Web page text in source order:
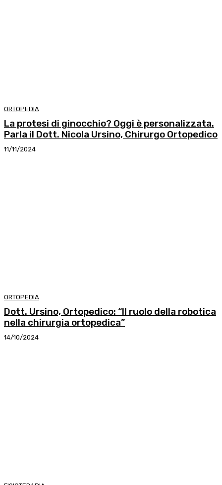
ORTOPEDIA
La protesi di ginocchio? Oggi è personalizzata.
Parla il Dott. Nicola Ursino, Chirurgo Ortopedico
11/11/2024
ORTOPEDIA
Dott. Ursino, Ortopedico: “Il ruolo della robotica
nella chirurgia ortopedica”
14/10/2024